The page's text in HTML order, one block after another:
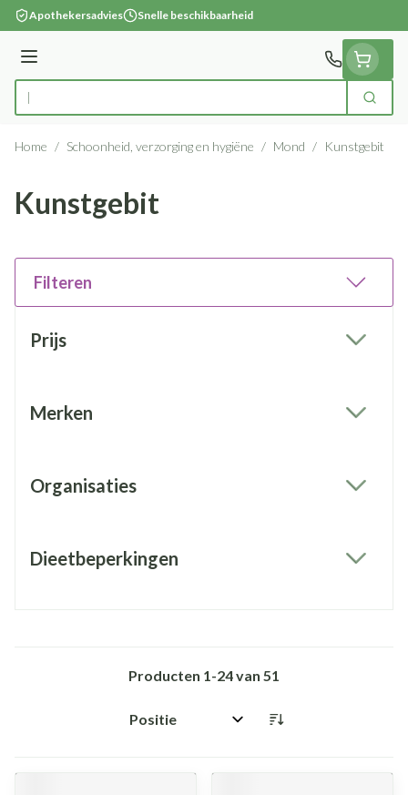
Ga naar de inhoud
Apothekersadvies Snelle beschikbaarheid
Menu
Product, merk, categorie... Zoek
Home / Schoonheid, verzorging en hygiëne / Mond / Kunstgebit
Kunstgebit
Filteren
Prijs
Merken
Organisaties
Dieetbeperkingen
Producten 1-24van 51
Sorteer op: